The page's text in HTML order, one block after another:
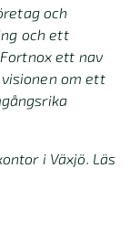
och
och ett
ett nav
om ett
i Växjö. Läs